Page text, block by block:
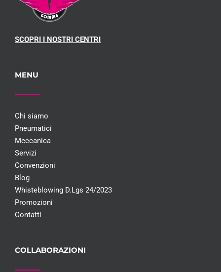
SCOPRI I NOSTRI CENTRI
MENU
Chi siamo
Pneumatici
Meccanica
Servizi
Convenzioni
Blog
Whisteblowing D.Lgs 24/2023
Promozioni
Contatti
COLLABORAZIONI